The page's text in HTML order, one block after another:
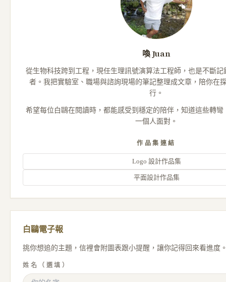
喚 Juan
從生物科技跨到工程，現任生理訊號演算法工程師，也是不斷
者。我把實驗室、職場與諮詢現場的筆記整理成文章，陪你在
行。
希望每位白鷗在閱讀時，都能感受到穩定的陪伴，知道這些轉
一個人面對。
作品集連結
Logo 設計作品集
平面設計作品集
白鷗電子報
挑你想追的主題，信裡會附圖表跟小提醒，讓你記得回來看進度
姓名（選填）